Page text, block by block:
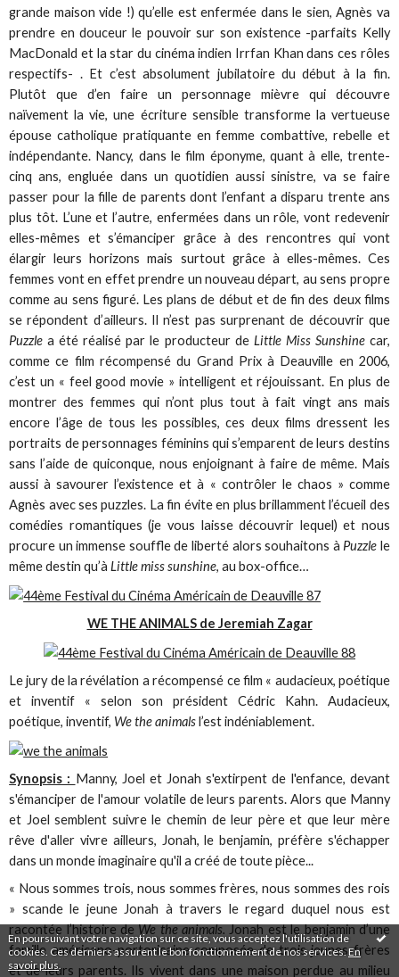
En poursuivant votre navigation sur ce site, vous acceptez l'utilisation de
cookies. Ces derniers assurent le bon fonctionnement de nos services.En
savoir plus
grande maison vide !) qu’elle est enfermée dans le sien, Agnès va
prendre en douceur le pouvoir sur son existence -parfaits Kelly
MacDonald et la star du cinéma indien Irrfan Khan dans ces rôles
respectifs- . Et c’est absolument jubilatoire du début à la fin.
Plutôt que d’en faire un personnage mièvre qui découvre
naïvement la vie, une écriture sensible transforme la vertueuse
épouse catholique pratiquante en femme combattive, rebelle et
indépendante. Nancy, dans le film éponyme, quant à elle, trente-
cinq ans, engluée dans un quotidien aussi sinistre, va se faire
passer pour la fille de parents dont l’enfant a disparu trente ans
plus tôt. L’une et l’autre, enfermées dans un rôle, vont redevenir
elles-mêmes et s’émanciper grâce à des rencontres qui vont
élargir leurs horizons mais surtout grâce à elles-mêmes. Ces
femmes vont en effet prendre un nouveau départ, au sens propre
comme au sens figuré. Les plans de début et de fin des deux films
se répondent d’ailleurs. Il n’est pas surprenant de découvrir que
Puzzle a été réalisé par le producteur deLittle Miss Sunshinecar,
comme ce film récompensé du Grand Prix à Deauville en 2006,
c’est un « feel good movie » intelligent et réjouissant. En plus de
montrer des femmes qui n’ont plus tout à fait vingt ans mais
encore l’âge de tous les possibles, ces deux films dressent les
portraits de personnages féminins qui s’emparent de leurs destins
sans l’aide de quiconque, nous enjoignant à faire de même. Mais
aussi à savourer l’existence et à « contrôler le chaos » comme
Agnès avec ses puzzles. La fin évite en plus brillamment l’écueil des
comédies romantiques (je vous laisse découvrir lequel) et nous
procure un immense souffle de liberté alors souhaitons à Puzzle le
même destin qu’àLittle miss sunshine, au box-office…
WE THE ANIMALS de Jeremiah Zagar
Le jury de la révélation a récompensé ce film « audacieux, poétique
et inventif « selon son président Cédric Kahn. Audacieux,
poétique, inventif, We the animalsl’est indéniablement.
Synopsis : Manny, Joel et Jonah s'extirpent de l'enfance, devant
s'émanciper de l'amour volatile de leurs parents. Alors que Manny
et Joel semblent suivre le chemin de leur père et que leur mère
rêve d'aller vivre ailleurs, Jonah, le benjamin, préfère s'échapper
dans un monde imaginaire qu'il a créé de toute pièce...
« Nous sommes trois, nous sommes frères, nous sommes des rois
» scande le jeune Jonah à travers le regard duquel nous est
racontée l’histoire deWe the animals.Jonah est le benjamin d’une
famille américano-portoricaine composée de trois jeunes frères
et de leurs parents. Ils vivent dans une maison perdue au milieu